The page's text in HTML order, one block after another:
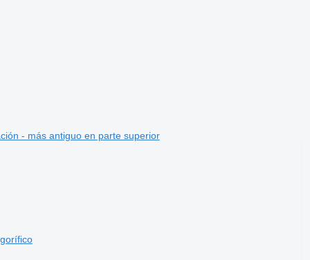
- más antiguo en parte superior